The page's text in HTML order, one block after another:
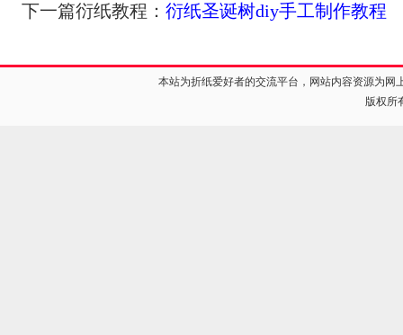
下一篇衍纸教程： 衍纸圣诞树diy手工制作教程
本站为折纸爱好者的交流平台，网站内容资源为
版权所